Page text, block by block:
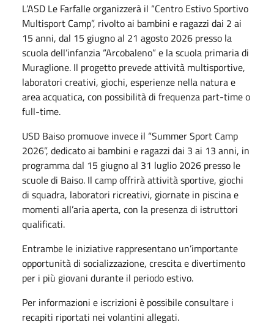
L’ASD Le Farfalle organizzerà il “Centro Estivo Sportivo
Multisport Camp”, rivolto ai bambini e ragazzi dai 2 ai
15 anni, dal 15 giugno al 21 agosto 2026 presso la
scuola dell’infanzia “Arcobaleno” e la scuola primaria di
Muraglione. Il progetto prevede attività multisportive,
laboratori creativi, giochi, esperienze nella natura e
area acquatica, con possibilità di frequenza part-time o
full-time.
USD Baiso promuove invece il “Summer Sport Camp
2026”, dedicato ai bambini e ragazzi dai 3 ai 13 anni, in
programma dal 15 giugno al 31 luglio 2026 presso le
scuole di Baiso. Il camp offrirà attività sportive, giochi
di squadra, laboratori ricreativi, giornate in piscina e
momenti all’aria aperta, con la presenza di istruttori
qualificati.
Entrambe le iniziative rappresentano un’importante
opportunità di socializzazione, crescita e divertimento
per i più giovani durante il periodo estivo.
Per informazioni e iscrizioni è possibile consultare i
recapiti riportati nei volantini allegati.